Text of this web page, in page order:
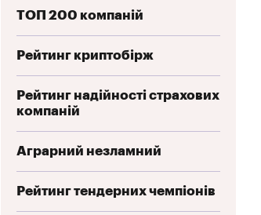
ТОП 200 компаній
Рейтинг криптобірж
Рейтинг надійності страхових
компаній
Аграрний незламний
Рейтинг тендерних чемпіонів